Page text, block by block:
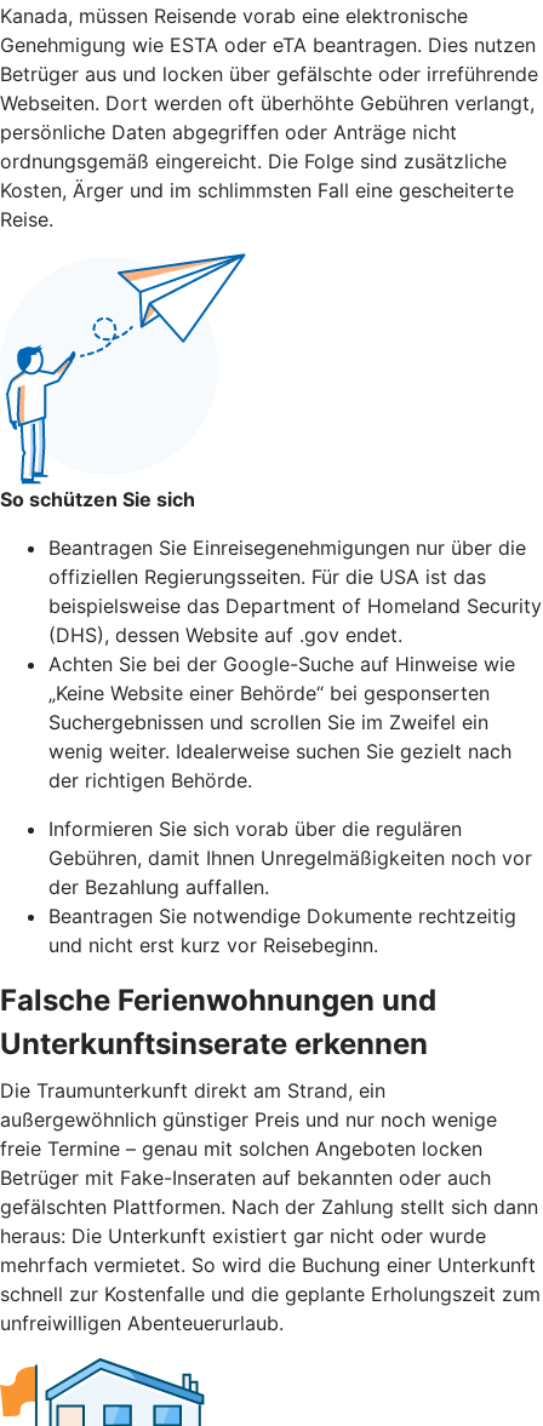
Kanada, müssen Reisende vorab eine elektronische
Genehmigung wie ESTA oder eTA beantragen. Dies nutzen
Betrüger aus und locken über gefälschte oder irreführende
Webseiten. Dort werden oft überhöhte Gebühren verlangt,
persönliche Daten abgegriffen oder Anträge nicht
ordnungsgemäß eingereicht. Die Folge sind zusätzliche
Kosten, Ärger und im schlimmsten Fall eine gescheiterte
Reise.
So schützen Sie sich
Beantragen Sie Einreisegenehmigungen nur über die
offiziellen Regierungsseiten. Für die USA ist das
beispielsweise das Department of Homeland Security
(DHS), dessen Website auf .gov endet.
Achten Sie bei der Google-Suche auf Hinweise wie
„Keine Website einer Behörde“ bei gesponserten
Suchergebnissen und scrollen Sie im Zweifel ein
wenig weiter. Idealerweise suchen Sie gezielt nach
der richtigen Behörde.
Informieren Sie sich vorab über die regulären
Gebühren, damit Ihnen Unregelmäßigkeiten noch vor
der Bezahlung auffallen.
Beantragen Sie notwendige Dokumente rechtzeitig
und nicht erst kurz vor Reisebeginn.
Falsche Ferienwohnungen und
Unterkunftsinserate erkennen
Die Traumunterkunft direkt am Strand, ein
außergewöhnlich günstiger Preis und nur noch wenige
freie Termine – genau mit solchen Angeboten locken
Betrüger mit Fake-Inseraten auf bekannten oder auch
gefälschten Plattformen. Nach der Zahlung stellt sich dann
heraus: Die Unterkunft existiert gar nicht oder wurde
mehrfach vermietet. So wird die Buchung einer Unterkunft
schnell zur Kostenfalle und die geplante Erholungszeit zum
unfreiwilligen Abenteuerurlaub.